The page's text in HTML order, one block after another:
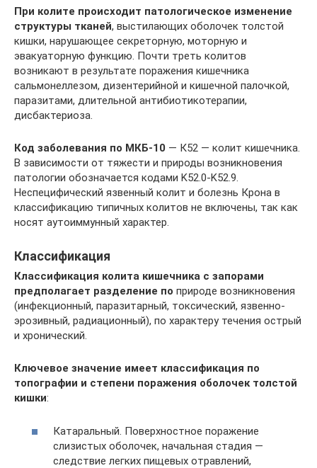
При колите происходит патологическое изменение
структуры тканей, выстилающих оболочек толстой
кишки, нарушающее секреторную, моторную и
эвакуаторную функцию. Почти треть колитов
возникают в результате поражения кишечника
сальмонеллезом, дизентерийной и кишечной палочкой,
паразитами, длительной антибиотикотерапии,
дисбактериоза.
Код заболевания по МКБ-10 — К52 — колит кишечника.
В зависимости от тяжести и природы возникновения
патологии обозначается кодами K52.0-K52.9.
Неспецифический язвенный колит и болезнь Крона в
классификацию типичных колитов не включены, так как
носят аутоиммунный характер.
Классификация
Классификация колита кишечника с запорами
предполагает разделение по природе возникновения
(инфекционный, паразитарный, токсический, язвенно-
эрозивный, радиационный), по характеру течения острый
и хронический.
Ключевое значение имеет классификация по
топографии и степени поражения оболочек толстой
кишки:
Катаральный. Поверхностное поражение
слизистых оболочек, начальная стадия —
следствие легких пищевых отравлений,